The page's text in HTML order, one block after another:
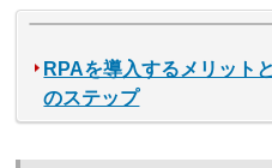
RPAを導入するメリット
のステップ